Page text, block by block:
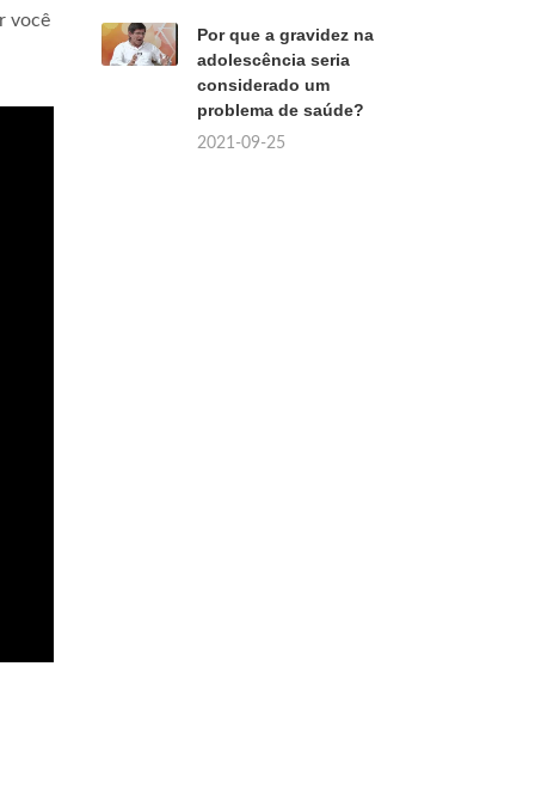
você
Por que a gravidez na
adolescência seria
considerado um
problema de saúde?
2021-09-25